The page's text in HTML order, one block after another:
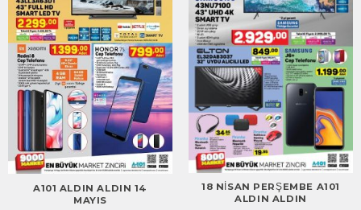
A101 ALDIN ALDIN 14
MAYIS
18 NISAN PERŞEMBE A101
ALDIN ALDIN